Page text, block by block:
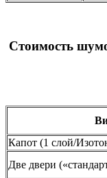
Стоимость
Капот (1 слой/
Две двери